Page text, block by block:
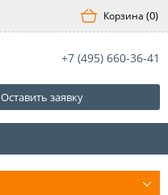
+7 (495) 660-36-41
Оставить заявку
0